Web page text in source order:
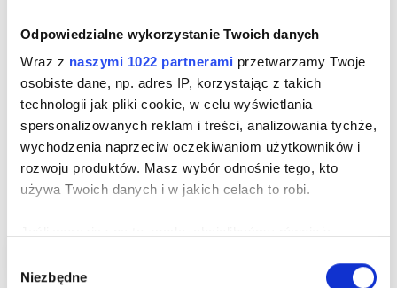
Odpowiedzialne wykorzystanie Twoich danych
Wraz z naszymi 1022 partnerami przetwarzamy Twoje
osobiste dane, np. adres IP, korzystając z takich
technologii jak pliki cookie, w celu wyświetlania
spersonalizowanych reklam i treści, analizowania tychże,
wychodzenia naprzeciw oczekiwaniom użytkowników i
rozwoju produktów. Masz wybór odnośnie tego, kto
używa Twoich danych i w jakich celach to robi.
geograficznej z dokładnością nawet do kilku metrów
zgody
Niezbędne XL XXL